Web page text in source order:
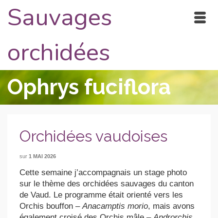
Sauvages
orchidées
Ophrys fuciflora
Orchidées vaudoises
sur 1 MAI 2026
Cette semaine j’accompagnais un stage photo
sur le thème des orchidées sauvages du canton
de Vaud. Le programme était orienté vers les
Orchis bouffon –Anacamptis morio, mais avons